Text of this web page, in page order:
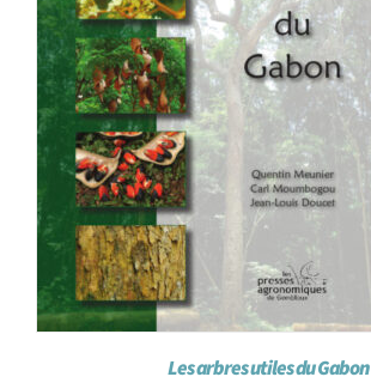
Les arbres utiles du Gabon